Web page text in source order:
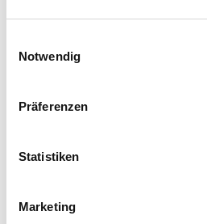
Notwendig
Präferenzen
Statistiken
Marketing
techniques –
Guidelines